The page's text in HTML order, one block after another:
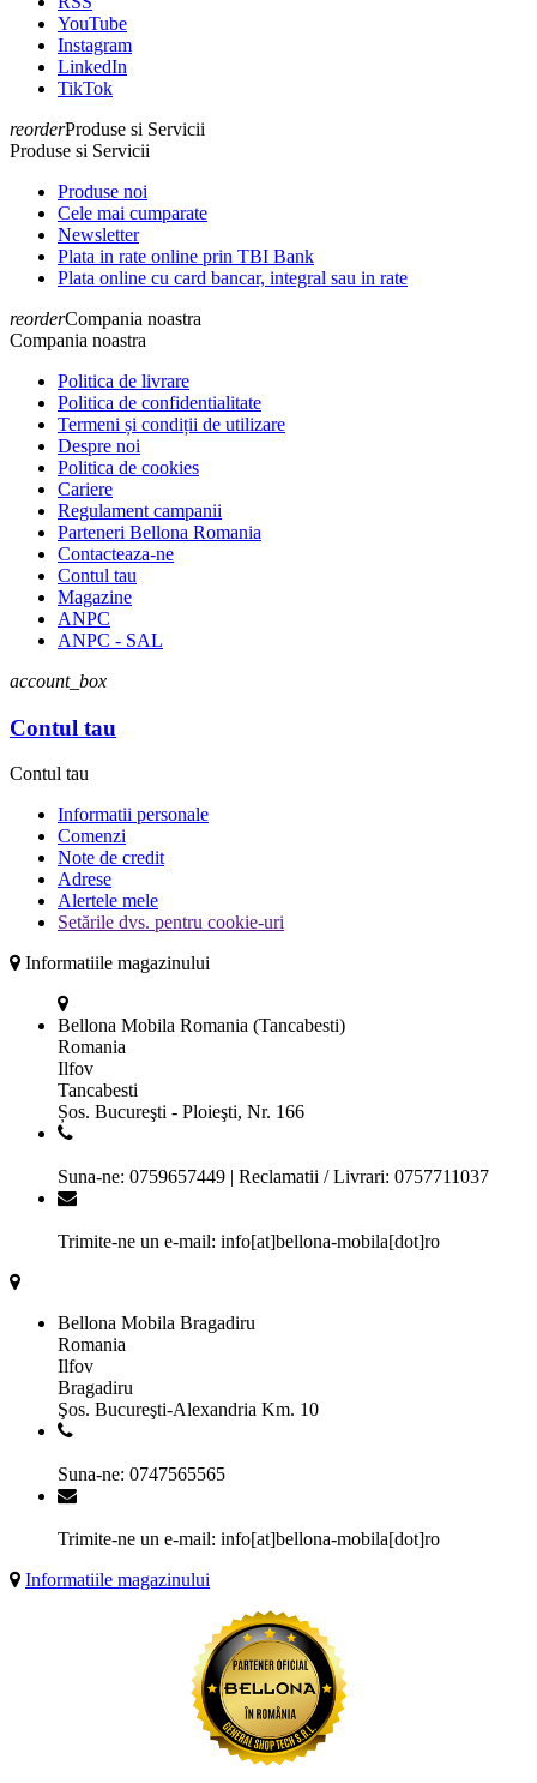
YouTube
Instagram
LinkedIn
TikTok
reorderProduse si Servicii
Produse si Servicii
Produse noi
Cele mai cumparate
Newsletter
Plata in rate online prin TBI Bank
Plata online cu card bancar, integral sau in rate
reorderCompania noastra
Compania noastra
Politica de livrare
Politica de confidentialitate
Termeni și condiții de utilizare
Despre noi
Politica de cookies
Cariere
Regulament campanii
Parteneri Bellona Romania
Contacteaza-ne
Contul tau
Magazine
ANPC
ANPC - SAL
account_box
Contul tau
Contul tau
Informatii personale
Comenzi
Note de credit
Adrese
Alertele mele
Setările dvs. pentru cookie-uri
Informatiile magazinului
Bellona Mobila Romania (Tancabesti)
Romania
Ilfov
Tancabesti
Șos. Bucureşti - Ploieşti, Nr. 166
Suna-ne: 0759657449 | Reclamatii / Livrari: 0757711037
Trimite-ne un e-mail: info[at]bellona-mobila[dot]ro
Bellona Mobila Bragadiru
Romania
Ilfov
Bragadiru
Şos. Bucureşti-Alexandria Km. 10
Suna-ne: 0747565565
Trimite-ne un e-mail: info[at]bellona-mobila[dot]ro
Informatiile magazinului